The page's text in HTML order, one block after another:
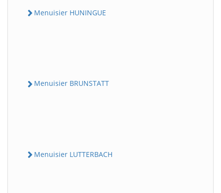
Menuisier HUNINGUE
Menuisier BRUNSTATT
Menuisier LUTTERBACH